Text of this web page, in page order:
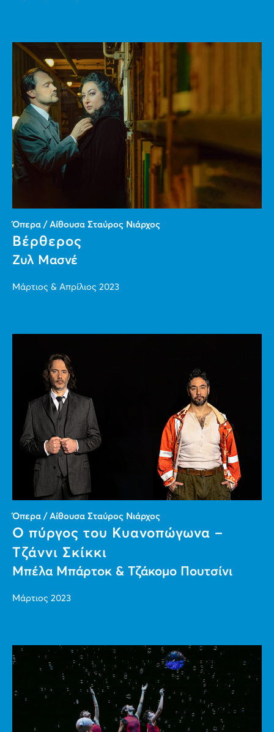
Όπερα / Αίθουσα Σταύρος Νιάρχος
Βέρθερος
Ζυλ Μασνέ
Μάρτιος & Απρίλιος 2023
Όπερα / Αίθουσα Σταύρος Νιάρχος
Ο πύργος του Κυανοπώγωνα –
Τζάννι Σκίκκι
Μπέλα Μπάρτοκ & Τζάκομο Πουτσίνι
Μάρτιος 2023